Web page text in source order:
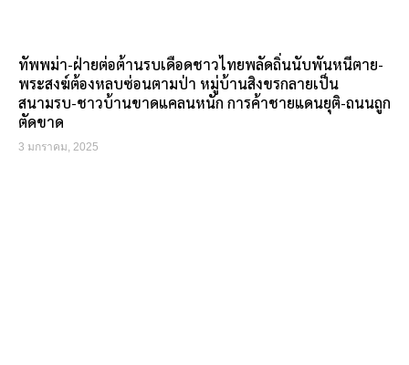
ทัพพม่า-ฝ่ายต่อต้านรบเดือดชาวไทยพลัดถิ่นนับพันหนีตาย-
พระสงฆ์ต้องหลบซ่อนตามป่า หมู่บ้านสิงขรกลายเป็น
สนามรบ-ชาวบ้านขาดแคลนหนัก การค้าชายแดนยุติ-ถนนถูก
ตัดขาด
3 มกราคม, 2025